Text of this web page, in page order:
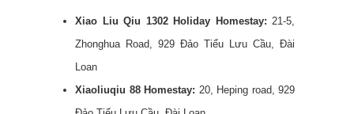
Xiao Liu Qiu 1302 Holiday Homestay: 21-5,
Zhonghua Road, 929 Đảo Tiểu Lưu Cầu, Đài
Loan
Xiaoliuqiu 88 Homestay: 20, Heping road, 929